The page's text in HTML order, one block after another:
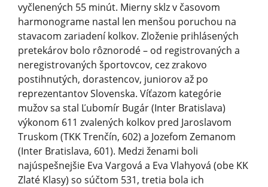
vyčlenených 55 minút. Mierny sklz v časovom
harmonograme nastal len menšou poruchou na
stavacom zariadení kolkov. Zloženie prihlásených
pretekárov bolo rôznorodé – od registrovaných a
neregistrovaných športovcov, cez zrakovo
postihnutých, dorastencov, juniorov až po
reprezentantov Slovenska. Víťazom kategórie
mužov sa stal Ľubomír Bugár (Inter Bratislava)
výkonom 611 zvalených kolkov pred Jaroslavom
Truskom (TKK Trenčín, 602) a Jozefom Zemanom
(Inter Bratislava, 601). Medzi ženami boli
najúspešnejšie Eva Vargová a Eva Vlahyová (obe KK
Zlaté Klasy) so súčtom 531, tretia bola ich